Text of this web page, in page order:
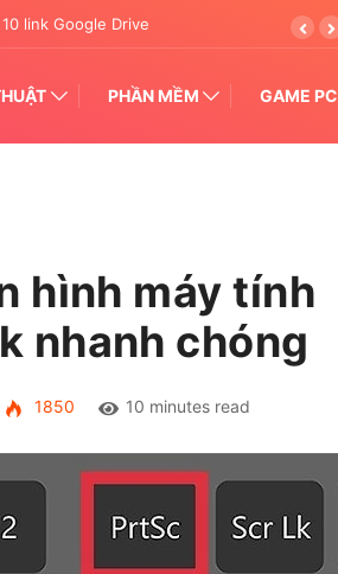
Drive 2023
PHẦN MỀM GAME PC
hình máy tính
nhanh chóng
1850 10 minutes read